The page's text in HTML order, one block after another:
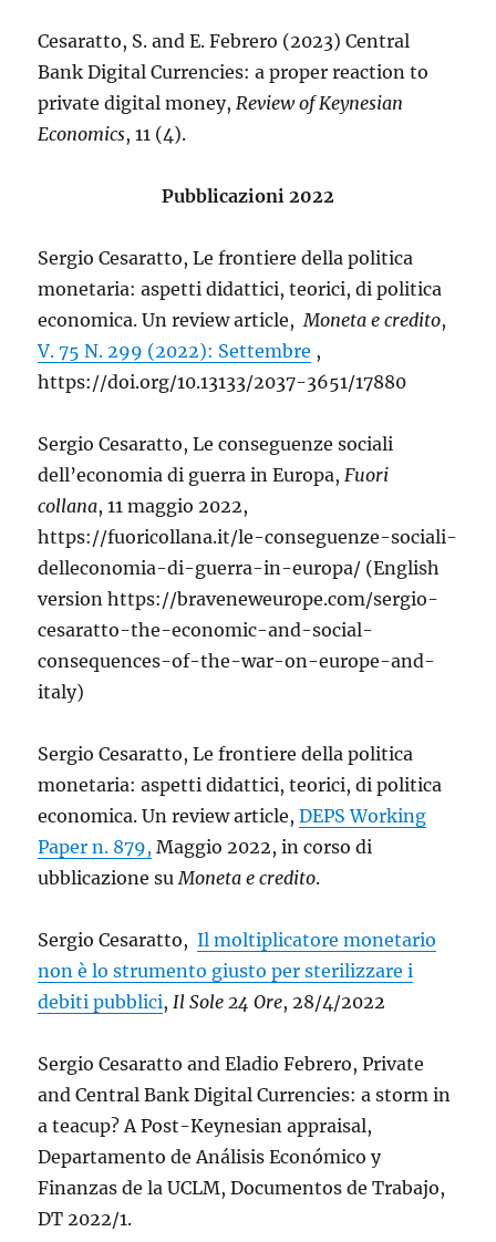
Cesaratto, S. and E. Febrero (2023) Central
Bank Digital Currencies: a proper reaction to
private digital money,Review of Keynesian
Economics, 11 (4).
Pubblicazioni 2022
Sergio Cesaratto, Le frontiere della politica
monetaria: aspetti didattici, teorici, di politica
economica. Un review article,Moneta e credito,
V. 75 N. 299 (2022): Settembre ,
https://doi.org/10.13133/2037-3651/17880
Sergio Cesaratto, Le conseguenze sociali
dell’economia di guerra in Europa,Fuori
collana, 11 maggio 2022,
https://fuoricollana.it/le-conseguenze-sociali-
delleconomia-di-guerra-in-europa/ (English
version https://braveneweurope.com/sergio-
cesaratto-the-economic-and-social-
consequences-of-the-war-on-europe-and-
italy)
Sergio Cesaratto, Le frontiere della politica
monetaria: aspetti didattici, teorici, di politica
economica. Un review article,DEPS Working
Paper n. 879, Maggio 2022, in corso di
ubblicazione suMoneta e credito.
Sergio Cesaratto,Il moltiplicatore monetario
non è lo strumento giusto per sterilizzare i
debiti pubblici,Il Sole 24 Ore, 28/4/2022
Sergio Cesaratto and Eladio Febrero, Private
and Central Bank Digital Currencies: a storm in
a teacup?A Post-Keynesian appraisal,
Departamento de Análisis Económico y
Finanzas de la UCLM, Documentos de Trabajo,
DT 2022/1.